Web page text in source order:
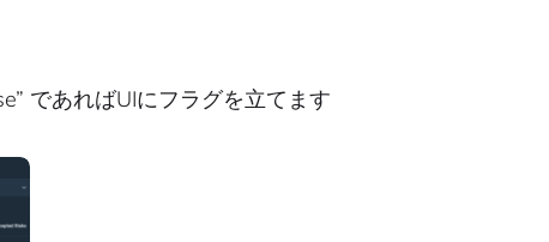
であればUIにフラグを立てます